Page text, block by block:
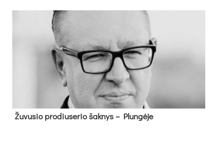
Žu­vu­sio pro­diu­se­rio šak­nys – Plun­gė­je